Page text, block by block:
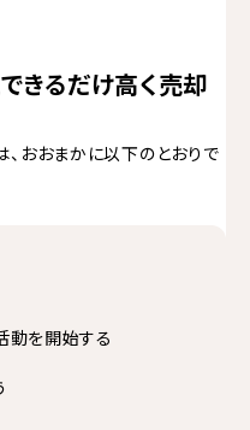
きるだけ高く売却
おおまかに以下のとおりで
動を開始する